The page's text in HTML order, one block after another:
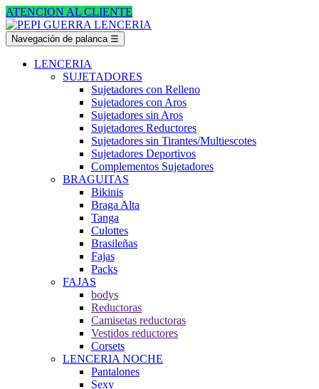
ATENCION AL CLIENTE
Navegación de palanca ☰
LENCERIA
SUJETADORES
Sujetadores con Relleno
Sujetadores con Aros
Sujetadores sin Aros
Sujetadores Reductores
Sujetadores sin Tirantes/Multiescotes
Sujetadores Deportivos
Complementos Sujetadores
BRAGUITAS
Bikinis
Braga Alta
Tanga
Culottes
Brasileñas
Fajas
Packs
FAJAS
bodys
Reductoras
Camisetas reductoras
Vestidos reductores
Corsets
LENCERIA NOCHE
Pantalones
Sexy